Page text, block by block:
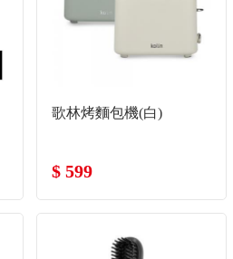
歌林烤麵包機(白)
$ 599